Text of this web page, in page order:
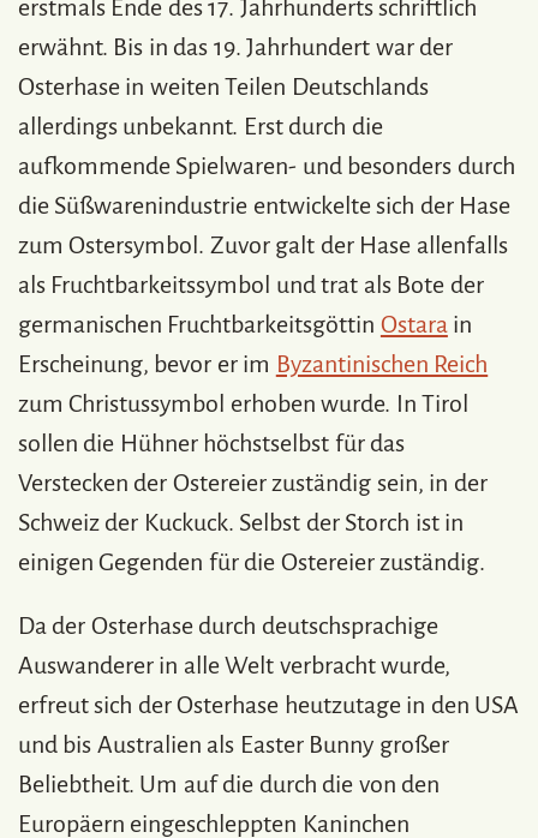
erstmals Ende des 17. Jahrhunderts schriftlich
erwähnt. Bis in das 19. Jahrhundert war der
Osterhase in weiten Teilen Deutschlands
allerdings unbekannt. Erst durch die
aufkommende Spielwaren- und besonders durch
die Süßwarenindustrie entwickelte sich der Hase
zum Ostersymbol. Zuvor galt der Hase allenfalls
als Fruchtbarkeitssymbol und trat als Bote der
germanischen Fruchtbarkeitsgöttin Ostarain
Erscheinung, bevor er im Byzantinischen Reich
zum Christussymbol erhoben wurde. In Tirol
sollen die Hühner höchstselbst für das
Verstecken der Ostereier zuständig sein, in der
Schweiz der Kuckuck. Selbst der Storch ist in
einigen Gegenden für die Ostereier zuständig.
Da der Osterhase durch deutschsprachige
Auswanderer in alle Welt verbracht wurde,
erfreut sich der Osterhase heutzutage in den USA
und bis Australien als Easter Bunny großer
Beliebtheit. Um auf die durch die von den
Europäern eingeschleppten Kaninchen